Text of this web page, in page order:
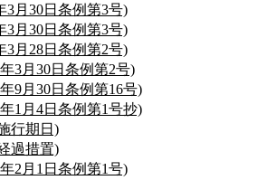
3月30日条例第3号)
3月30日条例第3号)
3月28日条例第2号)
3月30日条例第2号)
9月30日条例第16号)
1月4日条例第1号抄)
行期日)
過措置)
2月1日条例第1号)